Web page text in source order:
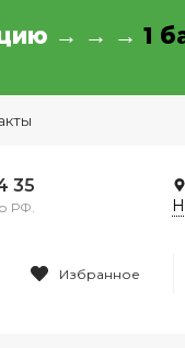
→ → → 1
35
РФ.
Избранное